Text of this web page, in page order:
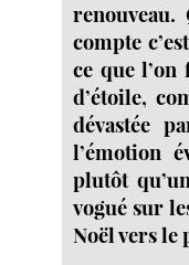
compte
ce que
d’étoile,
dévastée
l’émotion
plutôt
vogué sur
Noël vers le